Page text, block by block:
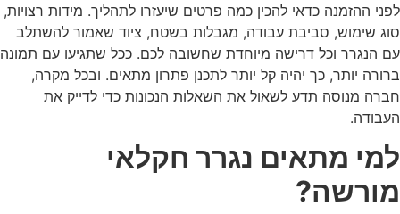
לפני ההזמנה כדאי להכין כמה פרטים שיעזרו לתהליך. מידות רצויות,
סוג שימוש, סביבת עבודה, מגבלות בשטח, ציוד שאמור להשתלב
עם הנגרר וכל דרישה מיוחדת שחשובה לכם. ככל שתגיעו עם תמונה
ברורה יותר, כך יהיה קל יותר לתכנן פתרון מתאים. ובכל מקרה,
חברה מנוסה תדע לשאול את השאלות הנכונות כדי לדייק את
העבודה.
למי מתאים נגרר חקלאי
מורשה?